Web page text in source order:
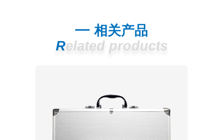
相关产品
Related products